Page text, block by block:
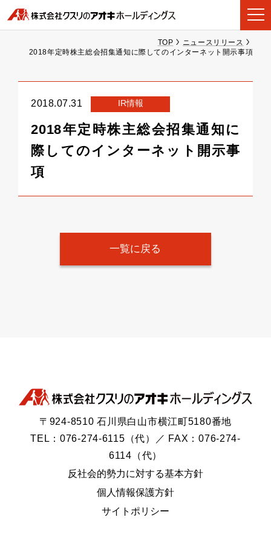
TOP
ニュースリリース
2018年定時株主総会招集通知に際してのインターネット開示事項
2018.07.31 IR情報
2018年定時株主総会招集通知に
際してのインターネット開示事
項
一覧に戻る
〒924-8510 石川県白山市横江町5180番地
TEL：076-274-6115（代）／ FAX：076-274-
6114（代）
反社会的勢力に対する基本方針
個人情報保護方針
サイトポリシー